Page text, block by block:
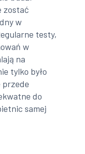
zostać
w
testy,
w
na
tylko było
przede
do
samej